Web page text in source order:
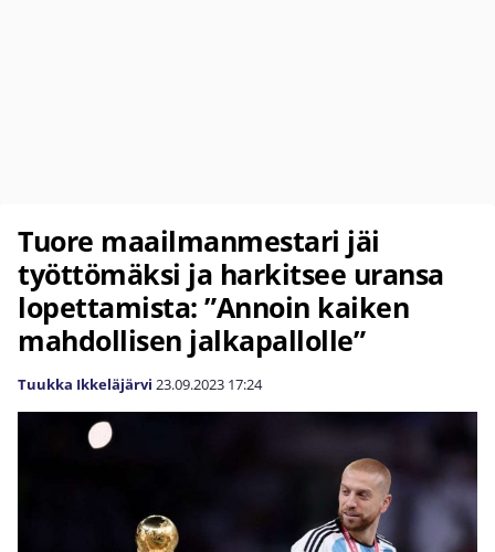
Tuore maailmanmestari jäi
työttömäksi ja harkitsee uransa
lopettamista: ”Annoin kaiken
mahdollisen jalkapallolle”
Tuukka Ikkeläjärvi 23.09.2023 17:24